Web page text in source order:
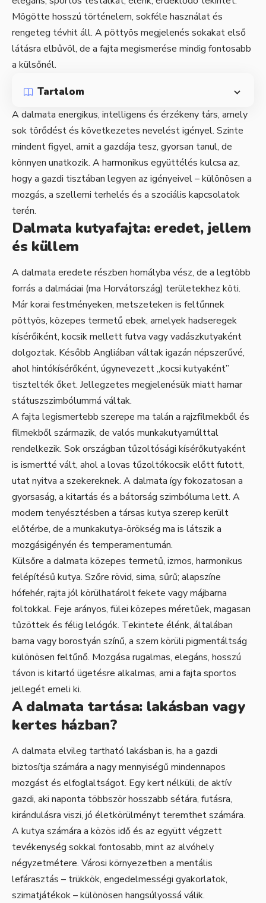
Mögötte hosszú történelem, sokféle használat és
rengeteg tévhit áll. A pöttyös megjelenés sokakat első
látásra elbűvöl, de a fajta megismerése mindig fontosabb
a külsőnél.
Tartalom
A dalmata energikus, intelligens és érzékeny társ, amely
sok törődést és következetes nevelést igényel. Szinte
mindent figyel, amit a gazdája tesz, gyorsan tanul, de
könnyen unatkozik. A harmonikus együttélés kulcsa az,
hogy a gazdi tisztában legyen az igényeivel – különösen a
mozgás, a szellemi terhelés és a szociális kapcsolatok
terén.
Dalmata kutyafajta: eredet, jellem
és küllem
A dalmata eredete részben homályba vész, de a legtöbb
forrás a dalmáciai (ma Horvátország) területekhez köti.
Már korai festményeken, metszeteken is feltűnnek
pöttyös, közepes termetű ebek, amelyek hadseregek
kísérőiként, kocsik mellett futva vagy vadászkutyaként
dolgoztak. Később Angliában váltak igazán népszerűvé,
ahol hintókísérőként, úgynevezett „kocsi kutyaként”
tisztelték őket. Jellegzetes megjelenésük miatt hamar
státuszszimbólummá váltak.
A fajta legismertebb szerepe ma talán a rajzfilmekből és
filmekből származik, de valós munkakutyamúlttal
rendelkezik. Sok országban tűzoltósági kísérőkutyaként
is ismertté vált, ahol a lovas tűzoltókocsik előtt futott,
utat nyitva a szekereknek. A dalmata így fokozatosan a
gyorsaság, a kitartás és a bátorság szimbóluma lett. A
modern tenyésztésben a társas kutya szerep került
előtérbe, de a munkakutya-örökség ma is látszik a
mozgásigényén és temperamentumán.
Külsőre a dalmata közepes termetű, izmos, harmonikus
felépítésű kutya. Szőre rövid, sima, sűrű; alapszíne
hófehér, rajta jól körülhatárolt fekete vagy májbarna
foltokkal. Feje arányos, fülei közepes méretűek, magasan
tűzöttek és félig lelógók. Tekintete élénk, általában
barna vagy borostyán színű, a szem körüli pigmentáltság
különösen feltűnő. Mozgása rugalmas, elegáns, hosszú
távon is kitartó ügetésre alkalmas, ami a fajta sportos
jellegét emeli ki.
A dalmata tartása: lakásban vagy
kertes házban?
A dalmata elvileg tartható lakásban is, ha a gazdi
biztosítja számára a nagy mennyiségű mindennapos
mozgást és elfoglaltságot. Egy kert nélküli, de aktív
gazdi, aki naponta többször hosszabb sétára, futásra,
kirándulásra viszi, jó életkörülményt teremthet számára.
A kutya számára a közös idő és az együtt végzett
tevékenység sokkal fontosabb, mint az alvóhely
négyzetmétere. Városi környezetben a mentális
lefárasztás – trükkök, engedelmességi gyakorlatok,
szimatjátékok – különösen hangsúlyossá válik.